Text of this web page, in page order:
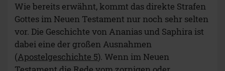
Wie bereits erwähnt, kommt das direkte Strafen
Gottes im Neuen Testament nur noch sehr selten
vor. Die Geschichte von Ananias und Saphira ist
dabei eine der großen Ausnahmen
(Apostelgeschichte 5). Wenn im Neuen